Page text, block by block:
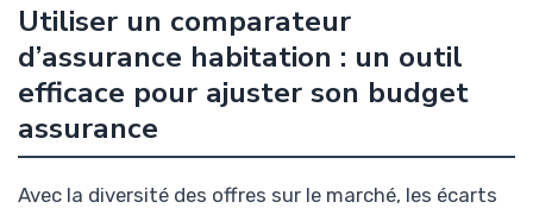
Utiliser un comparateur
d’assurance habitation : un outil
efficace pour ajuster son budget
assurance
Avec la diversité des offres sur le marché, les écarts